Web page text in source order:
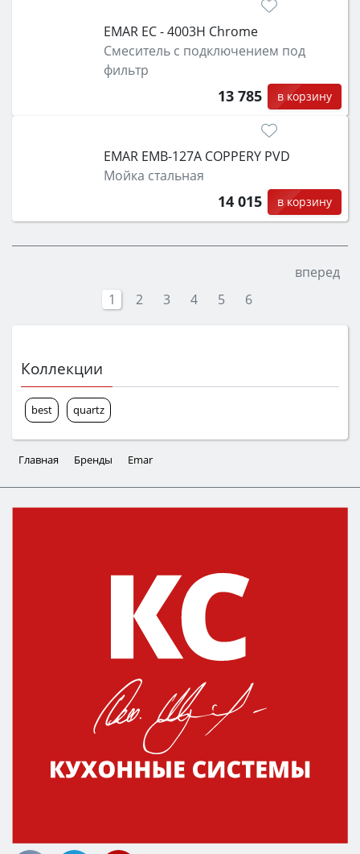
EMAR ЕС - 4003H Chrome
Смеситель с подключением под
фильтр
13 785 в корзину
EMAR EMB-127A COPPERY PVD
Мойка стальная
14 015 в корзину
вперед
1
2 3 4 5 6
Коллекции
best quartz
Главная Бренды Emar